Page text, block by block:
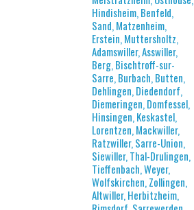
Hindisheim, Benfeld,
Sand, Matzenheim,
Erstein, Muttersholtz,
Adamswiller, Asswiller,
Berg, Bischtroff-sur-
Sarre, Burbach, Butten,
Dehlingen, Diedendorf,
Diemeringen, Domfessel,
Hinsingen, Keskastel,
Lorentzen, Mackwiller,
Ratzwiller, Sarre-Union,
Siewiller, Thal-Drulingen,
Tieffenbach, Weyer,
Wolfskirchen, Zollingen,
Altwiller, Herbitzheim,